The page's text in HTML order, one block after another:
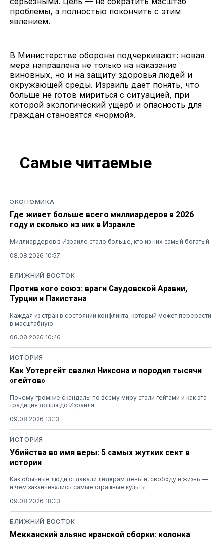
проблемы, а полностью покончить с этим
явлением.
В Министерстве обороны подчеркивают: новая
мера направлена не только на наказание
виновных, но и на защиту здоровья людей и
окружающей среды. Израиль дает понять, что
больше не готов мириться с ситуацией, при
которой экологический ущерб и опасность для
граждан становятся «нормой».
Самые читаемые
ЭКОНОМИКА
Где живет больше всего миллиардеров в 2026
году и сколько из них в Израиле
Миллиардеров в Израиле стало больше, кто из них самый богатый
08.08.2026 10:57
БЛИЖНИЙ ВОСТОК
Против кого союз: враги Саудовской Аравии,
Турции и Пакистана
Каждая из стран в состоянии конфликта, который может перерасти
в масштабную
08.08.2026 16:46
ИСТОРИЯ
Как Уотергейт свалил Никсона и породил тысячи
«гейтов»
Почему громкие скандалы по всему миру стали гейтами и как эта
традиция дошла до Израиля
09.08.2026 13:13
ИСТОРИЯ
Убийства во имя веры: 5 самых жутких сект в
истории
Как обычные люди отдавали лидерам деньги, свободу и жизнь —
и чем заканчивались самые страшные культы
09.08.2026 18:33
БЛИЖНИЙ ВОСТОК
Мекканский альянс иранской сборки: колонка